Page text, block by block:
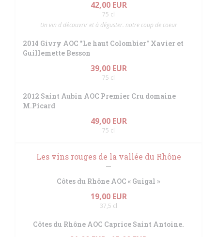
42,00 EUR
75 cl
Un vin d découvrir et à déguster. notre coup de coeur
2014 Givry AOC "Le haut Colombier" Xavier et
Guillemette Besson
39,00 EUR
75 cl
2012 Saint Aubin AOC Premier Cru domaine
M.Picard
49,00 EUR
75 cl
Les vins rouges de la vallée du Rhône
Côtes du Rhône AOC « Guigal »
19,00 EUR
37,5 cl
Côtes du Rhône AOC Caprice Saint Antoine.